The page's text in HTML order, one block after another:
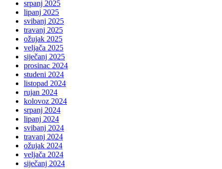
srpanj 2025
lipanj 2025
svibanj 2025
travanj 2025
ožujak 2025
veljača 2025
siječanj 2025
prosinac 2024
studeni 2024
listopad 2024
rujan 2024
kolovoz 2024
srpanj 2024
lipanj 2024
svibanj 2024
travanj 2024
ožujak 2024
veljača 2024
siječanj 2024